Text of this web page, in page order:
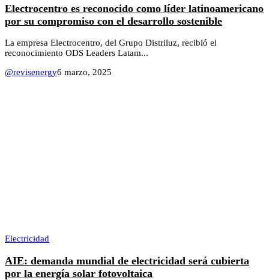
Electrocentro es reconocido como líder latinoamericano
por su compromiso con el desarrollo sostenible
La empresa Electrocentro, del Grupo Distriluz, recibió el
reconocimiento ODS Leaders Latam...
@revisenergy6 marzo, 2025
Electricidad
AIE: demanda mundial de electricidad será cubierta
por la energía solar fotovoltaica